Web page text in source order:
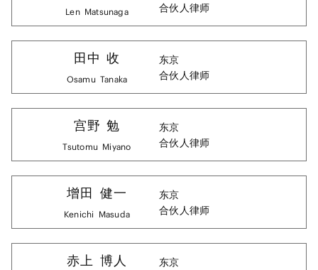
Len Matsunaga
合伙人律师
田中 收
Osamu Tanaka
东京
合伙人律师
宫野 勉
Tsutomu Miyano
东京
合伙人律师
增田 健一
Kenichi Masuda
东京
合伙人律师
赤上 博人
东京